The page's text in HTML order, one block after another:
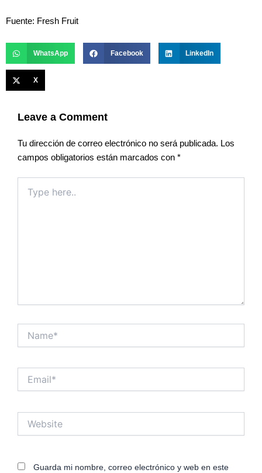
Fuente: Fresh Fruit
WhatsApp Facebook LinkedIn
X
Leave a Comment
Tu dirección de correo electrónico no será publicada. Los
campos obligatorios están marcados con *
here..
Guarda mi nombre, correo electrónico y web en este